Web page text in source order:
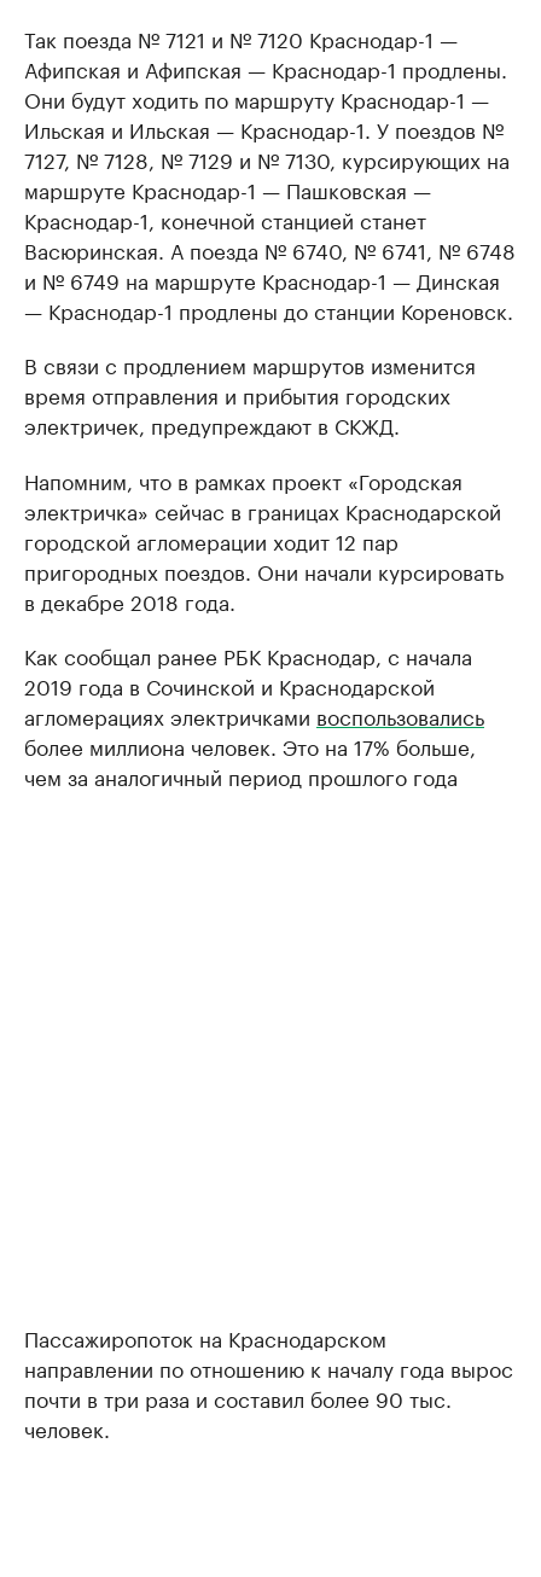
Так поезда № 7121 и № 7120 Краснодар-1 —
Афипская и Афипская — Краснодар-1 продлены.
Они будут ходить по маршруту Краснодар-1 —
Ильская и Ильская — Краснодар-1. У поездов №
7127, № 7128, № 7129 и № 7130, курсирующих на
маршруте Краснодар-1 — Пашковская —
Краснодар-1, конечной станцией станет
Васюринская. А поезда № 6740, № 6741, № 6748
и № 6749 на маршруте Краснодар-1 — Динская
— Краснодар-1 продлены до станции Кореновск.
В связи с продлением маршрутов изменится
время отправления и прибытия городских
электричек, предупреждают в СКЖД.
Напомним, что в рамках проект «Городская
электричка» сейчас в границах Краснодарской
городской агломерации ходит 12 пар
пригородных поездов. Они начали курсировать
в декабре 2018 года.
Как сообщал ранее РБК Краснодар, с начала
2019 года в Сочинской и Краснодарской
агломерациях электричками воспользовались
более миллиона человек. Это на 17% больше,
чем за аналогичный период прошлого года
Пассажиропоток на Краснодарском
направлении по отношению к началу года вырос
почти в три раза и составил более 90 тыс.
человек.